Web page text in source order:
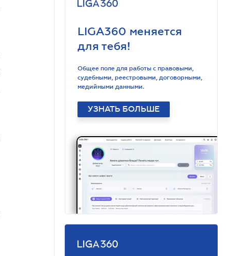
LIGA360 меняется
для тебя!
Общее поле для работы с правовыми,
судебными, реестровыми, договорными,
медийными данными.
УЗНАТЬ БОЛЬШЕ